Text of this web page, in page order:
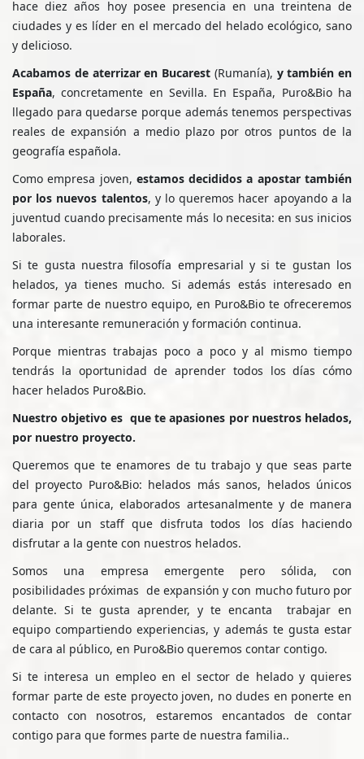
hace diez años hoy posee presencia en una treintena de
ciudades y es líder en el mercado del helado ecológico, sano
y delicioso.
Acabamos de aterrizar en Bucarest (Rumanía), y también en
España, concretamente en Sevilla. En España, Puro&Bio ha
llegado para quedarse porque además tenemos perspectivas
reales de expansión a medio plazo por otros puntos de la
geografía española.
Como empresa joven, estamos decididos a apostar también
por los nuevos talentos, y lo queremos hacer apoyando a la
juventud cuando precisamente más lo necesita: en sus inicios
laborales.
Si te gusta nuestra filosofía empresarial y si te gustan los
helados, ya tienes mucho. Si además estás interesado en
formar parte de nuestro equipo, en Puro&Bio te ofreceremos
una interesante remuneración y formación continua.
Porque mientras trabajas poco a poco y al mismo tiempo
tendrás la oportunidad de aprender todos los días cómo
hacer helados Puro&Bio.
Nuestro objetivo es que te apasiones por nuestros helados,
por nuestro proyecto.
Queremos que te enamores de tu trabajo y que seas parte
del proyecto Puro&Bio: helados más sanos, helados únicos
para gente única, elaborados artesanalmente y de manera
diaria por un staff que disfruta todos los días haciendo
disfrutar a la gente con nuestros helados.
Somos una empresa emergente pero sólida, con
posibilidades próximas de expansión y con mucho futuro por
delante. Si te gusta aprender, y te encanta trabajar en
equipo compartiendo experiencias, y además te gusta estar
de cara al público, en Puro&Bio queremos contar contigo.
Si te interesa un empleo en el sector de helado y quieres
formar parte de este proyecto joven, no dudes en ponerte en
contacto con nosotros, estaremos encantados de contar
contigo para que formes parte de nuestra familia..